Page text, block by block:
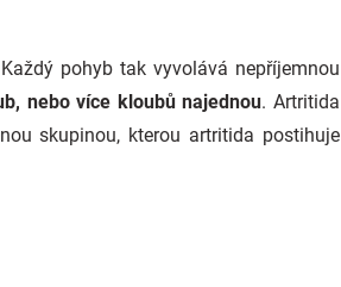
pohyb tak vyvolává nepříjemnou
nebo více kloubů najednou. Artritida
skupinou, kterou artritida postihuje